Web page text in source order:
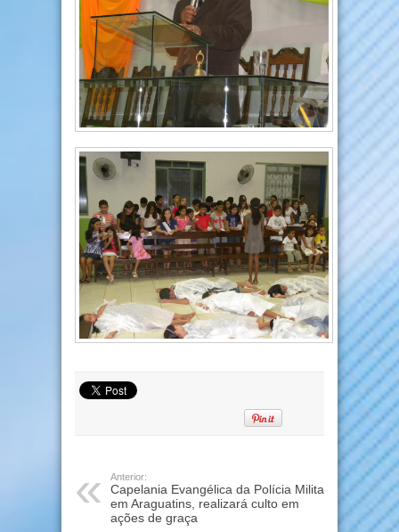
Anterior:
Capelania Evangélica da Polícia Militar
em Araguatins, realizará culto em
ações de graça